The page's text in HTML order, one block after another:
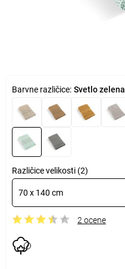
Barvne različice: Svetlo zelena
Različice velikosti (2)
70 x 140 cm
2 ocene